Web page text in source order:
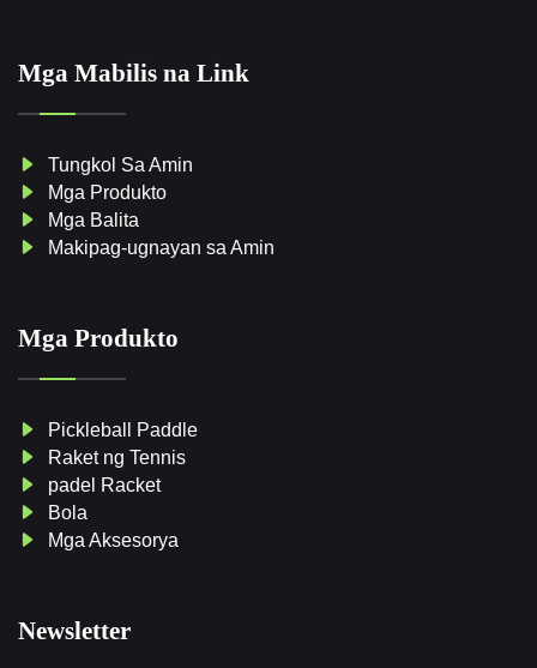
Mga Mabilis na Link
Tungkol Sa Amin
Mga Produkto
Mga Balita
Makipag-ugnayan sa Amin
Mga Produkto
Pickleball Paddle
Raket ng Tennis
padel Racket
Bola
Mga Aksesorya
Newsletter